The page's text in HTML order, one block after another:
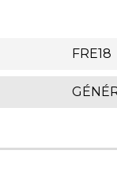
FRE18